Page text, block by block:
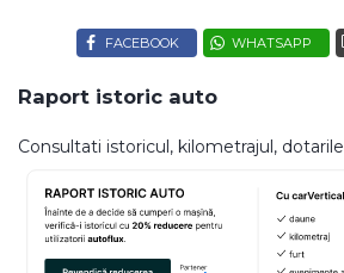
FACEBOOK WHATSAPP
Raport istoric auto
Consultati istoricul, kilometrajul, dotarile